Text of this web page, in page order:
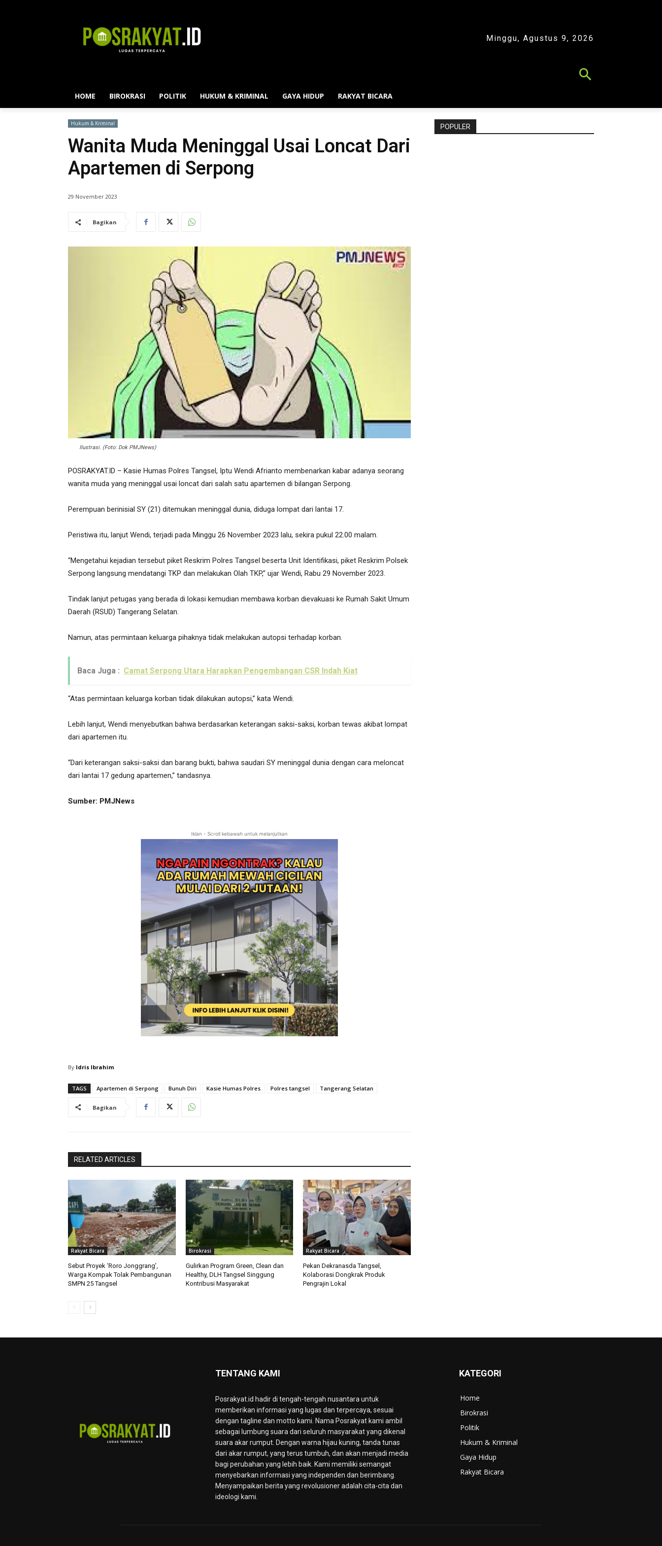
Minggu, Agustus 9, 2026
HOME BIROKRASI POLITIK HUKUM & KRIMINAL GAYA HIDUP RAKYAT BICARA
Hukum & Kriminal
Wanita Muda Meninggal Usai Loncat Dari
Apartemen di Serpong
29 November 2023
Bagikan
Ilustrasi. (Foto: Dok PMJNews)
POSRAKYAT.ID – Kasie Humas Polres Tangsel, Iptu Wendi Afrianto membenarkan kabar adanya seorang
wanita muda yang meninggal usai loncat dari salah satu apartemen di bilangan Serpong.
Perempuan berinisial SY (21) ditemukan meninggal dunia, diduga lompat dari lantai 17.
Peristiwa itu, lanjut Wendi, terjadi pada Minggu 26 November 2023 lalu, sekira pukul 22.00 malam.
“Mengetahui kejadian tersebut piket Reskrim Polres Tangsel beserta Unit Identifikasi, piket Reskrim Polsek
Serpong langsung mendatangi TKP dan melakukan Olah TKP,” ujar Wendi, Rabu 29 November 2023.
Tindak lanjut petugas yang berada di lokasi kemudian membawa korban dievakuasi ke Rumah Sakit Umum
Daerah (RSUD) Tangerang Selatan.
Namun, atas permintaan keluarga pihaknya tidak melakukan autopsi terhadap korban.
Baca Juga : Camat Serpong Utara Harapkan Pengembangan CSR Indah Kiat
“Atas permintaan keluarga korban tidak dilakukan autopsi,” kata Wendi.
Lebih lanjut, Wendi menyebutkan bahwa berdasarkan keterangan saksi-saksi, korban tewas akibat lompat
dari apartemen itu.
“Dari keterangan saksi-saksi dan barang bukti, bahwa saudari SY meninggal dunia dengan cara meloncat
dari lantai 17 gedung apartemen,” tandasnya.
Sumber: PMJNews
Iklan - Scroll kebawah untuk melanjutkan
By Idris Ibrahim
TAGS Apartemen di Serpong Bunuh Diri Kasie Humas Polres Polres tangsel Tangerang Selatan
Bagikan
RELATED ARTICLES
Rakyat Bicara
Sebut Proyek ‘Roro Jonggrang’,
Warga Kompak Tolak Pembangunan
SMPN 25 Tangsel
Birokrasi
Gulirkan Program Green, Clean dan
Healthy, DLH Tangsel Singgung
Kontribusi Masyarakat
Rakyat Bicara
Pekan Dekranasda Tangsel,
Kolaborasi Dongkrak Produk
Pengrajin Lokal
POPULER
TENTANG KAMI
Posrakyat.id hadir di tengah-tengah nusantara untuk
memberikan informasi yang lugas dan terpercaya, sesuai
dengan tagline dan motto kami. Nama Posrakyat kami ambil
sebagai lumbung suara dari seluruh masyarakat yang dikenal
suara akar rumput. Dengan warna hijau kuning, tanda tunas
dari akar rumput, yang terus tumbuh, dan akan menjadi media
bagi perubahan yang lebih baik. Kami memiliki semangat
menyebarkan informasi yang independen dan berimbang.
Menyampaikan berita yang revolusioner adalah cita-cita dan
ideologi kami.
KATEGORI
Home
Birokrasi
Politik
Hukum & Kriminal
Gaya Hidup
Rakyat Bicara